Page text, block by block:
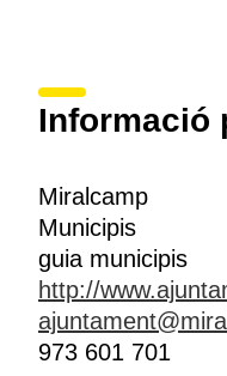
Informació
Miralcamp
Municipis
guia municipis
http://
973 601 701